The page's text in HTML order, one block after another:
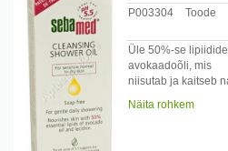
Lactate, Parfum,
Phenoxyethanol,
Päritolumaa:
Maaletooja: Medior
P003304 Toode
Üle 50%-se
avokaadoõli, mis
niisutab ja kaitseb
kaitsebarjääri.
Näita rohkem